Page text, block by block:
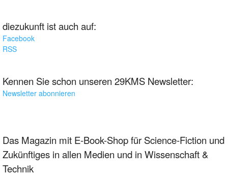
diezukunft ist auch auf:
Facebook
RSS
Kennen Sie schon unseren 29KMS Newsletter:
Newsletter abonnieren
Das Magazin mit E-Book-Shop für Science-Fiction und
Zukünftiges in allen Medien und in Wissenschaft &
Technik